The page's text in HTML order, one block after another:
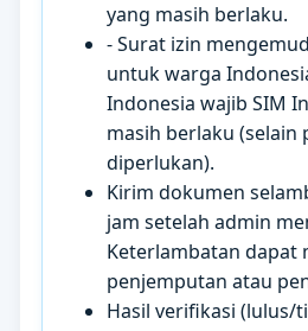
yang masih berlaku.
- Surat izin
untuk warga
Indonesia wajib SIM
masih berlaku (selain
diperlukan).
Kirim dokumen
jam setelah admin
Keterlambatan dapat
penjemputan atau
Hasil verifikasi (lulus/